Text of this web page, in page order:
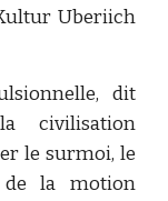
Uberiich
dit
civilisation
le surmoi, le
de la motion